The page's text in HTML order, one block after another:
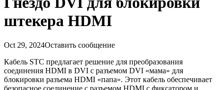
штекера HDMI
Oct 29, 2024Оставить сообщение
Кабель STC предлагает решение для преобразования
соединения HDMI в DVI с разъемом DVI «мама» для
блокировки разъема HDMI «папа». Этот кабель обеспечивает
безопасное соединение с разъемом HDMI с фиксатором и